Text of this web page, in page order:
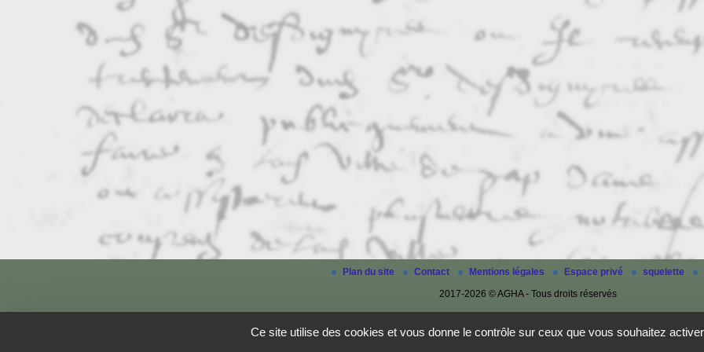
Ce site utilise des cookies et vous donne le contrôle sur ceux que vous souhaitez activer
Plan du site Contact Mentions légales Espace privé
squelette
2017-2026 © AGHA - Tous droits réservés